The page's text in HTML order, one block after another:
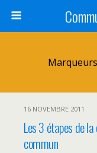
16 NOVEMBRE 2011
Les 3 étapes de
commun